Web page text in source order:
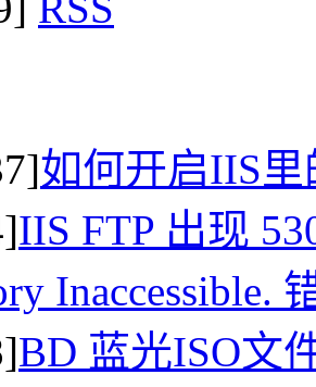
如何开启IIS里
IIS FTP 出现
Inaccessible.
BD 蓝光ISO文